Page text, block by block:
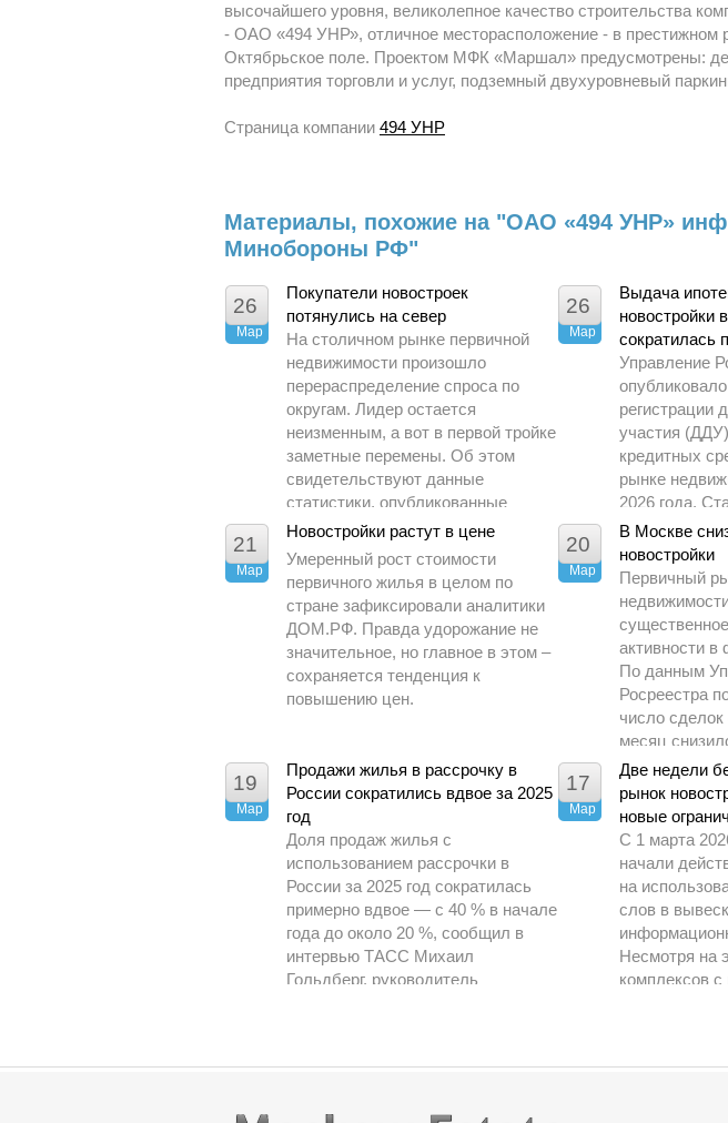
высочайшего уровня, великолепное качество строительства
- ОАО «494 УНР», отличное месторасположение - в престижном
Октябрьское поле. Проектом МФК «Маршал» предусмотрены:
предприятия торговли и услуг, подземный двухуровневый
Страница компании 494 УНР
Материалы, похожие на "ОАО «494 УНР»
Минобороны РФ"
26
Мар
Покупатели новостроек
потянулись на север
На столичном рынке первичной
недвижимости произошло
перераспределение спроса по
округам. Лидер остается
неизменным, а вот в первой тройке
заметные перемены. Об этом
свидетельствуют данные
статистики, опубликованные
Управлением Росреестра по
Москве.
26
Мар
Выдача
новостройки
сократилась
Управление
регистрации
участия
кредитных
рынке
2026 года.
охлаждение
с
21
Мар
Новостройки растут в цене
Умеренный рост стоимости
первичного жилья в целом по
стране зафиксировали аналитики
ДОМ.РФ. Правда удорожание не
значительное, но главное в этом –
сохраняется тенденция к
повышению цен.
20
Мар
В Москве
новостройки
Первичный
активности в
По данным
Росреестра
число сделок
месяц
– почти в 1,5
19
Мар
Продажи жилья в рассрочку в
России сократились вдвое за 2025
год
Доля продаж жилья с
использованием рассрочки в
России за 2025 год сократилась
примерно вдвое — с 40 % в начале
года до около 20 %, сообщил в
интервью ТАСС Михаил
Гольдберг, руководитель
17
Мар
Две недели
рынок
новые
С 1 марта
начали
на
слов в
Несмотря на
комплексов
сообщили в